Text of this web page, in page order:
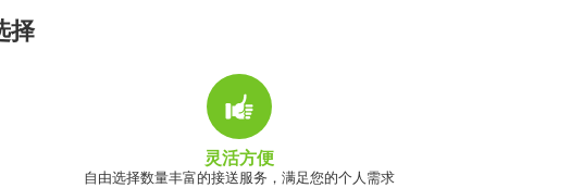
择
灵活方便
自由选择数量丰富的接送服务，满足您的个人需求